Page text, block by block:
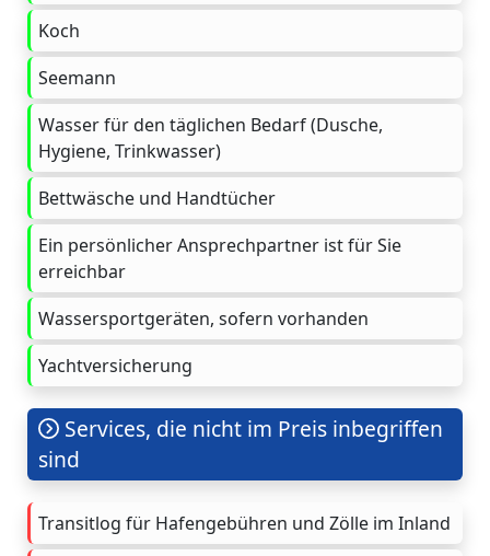
Koch
Seemann
Wasser für den täglichen Bedarf (Dusche,
Hygiene, Trinkwasser)
Bettwäsche und Handtücher
Ein persönlicher Ansprechpartner ist für Sie
erreichbar
Wassersportgeräten, sofern vorhanden
Yachtversicherung
Services, die nicht im Preis inbegriffen
sind
Transitlog für Hafengebühren und Zölle im Inland